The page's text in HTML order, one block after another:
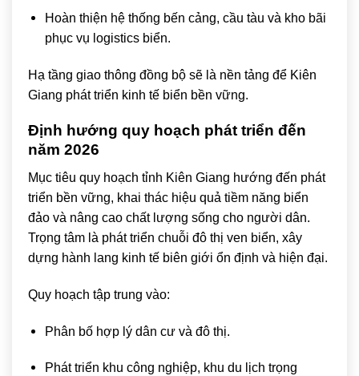
Hoàn thiện hệ thống bến cảng, cầu tàu và kho bãi
phục vụ logistics biển.
Hạ tầng giao thông đồng bộ sẽ là nền tảng để Kiên
Giang phát triển kinh tế biển bền vững.
Định hướng quy hoạch phát triển đến
năm 2026
Mục tiêu quy hoạch tỉnh Kiên Giang hướng đến phát
triển bền vững, khai thác hiệu quả tiềm năng biển
đảo và nâng cao chất lượng sống cho người dân.
Trọng tâm là phát triển chuỗi đô thị ven biển, xây
dựng hành lang kinh tế biên giới ổn định và hiện đại.
Quy hoạch tập trung vào:
Phân bố hợp lý dân cư và đô thị.
Phát triển khu công nghiệp, khu du lịch trọng